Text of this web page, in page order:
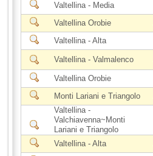
Valtellina - Media
Valtellina Orobie
Valtellina - Alta
Valtellina - Valmalenco
Valtellina Orobie
Monti Lariani e Triangolo
Valtellina -
Valchiavenna~Monti
Lariani e Triangolo
Valtellina - Alta